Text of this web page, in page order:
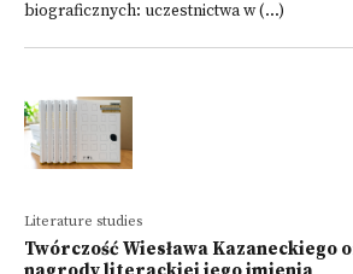
biograficznych: uczestnictwa w (...)
Literature studies
Twórczość Wiesława Kazaneckiego